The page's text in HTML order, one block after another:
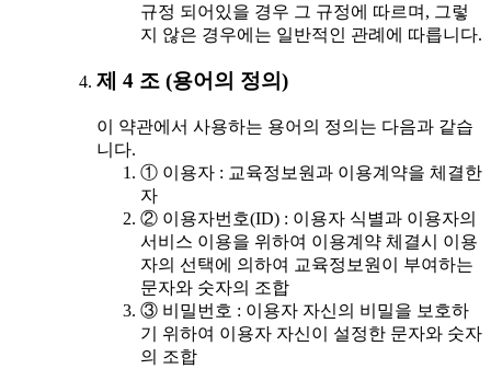
규정 되어있을 경우 그 규정에 따르며, 그렇
지 않은 경우에는 일반적인 관례에 따릅니다.
제 4 조 (용어의 정의)
이 약관에서 사용하는 용어의 정의는 다음과 같습
니다.
① 이용자 : 교육정보원과 이용계약을 체결한
자
② 이용자번호(ID) : 이용자 식별과 이용자의
서비스 이용을 위하여 이용계약 체결시 이용
자의 선택에 의하여 교육정보원이 부여하는
문자와 숫자의 조합
③ 비밀번호 : 이용자 자신의 비밀을 보호하
기 위하여 이용자 자신이 설정한 문자와 숫자
의 조합